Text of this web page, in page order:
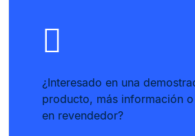
¿Interesado en una
producto, más información
en revendedor?